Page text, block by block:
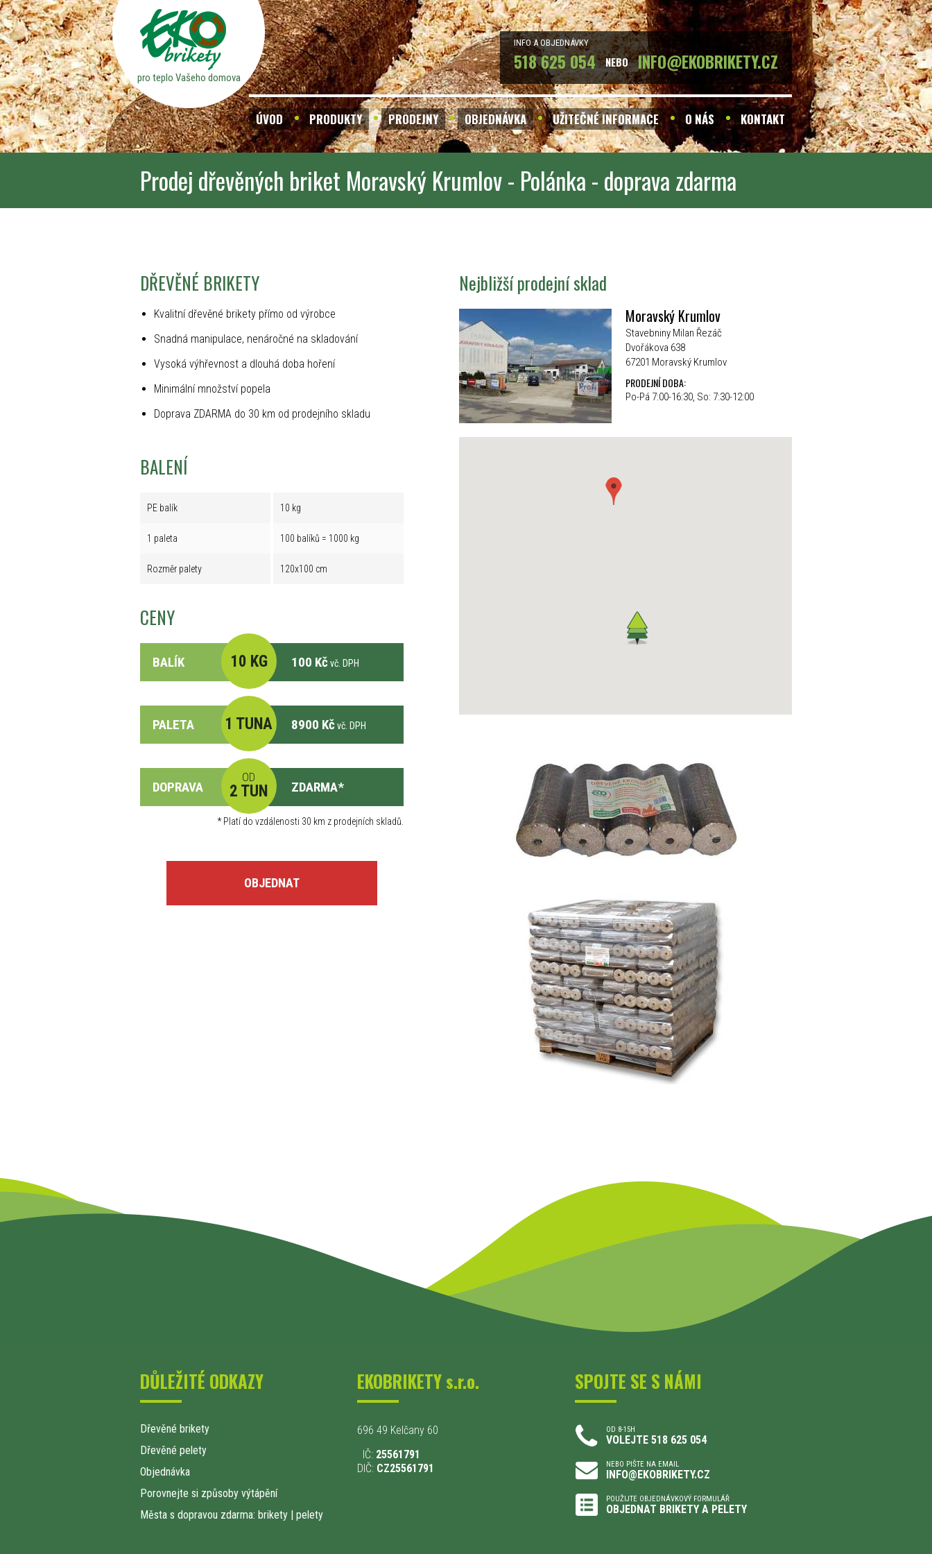
pro teplo Vašeho domova
INFO A OBJEDNÁVKY
518 625 054 NEBO INFO@EKOBRIKETY.CZ
ÚVOD PRODUKTY PRODEJNY OBJEDNÁVKA UŽITEČNÉ INFORMACE O NÁS KONTAKT
Prodej dřevěných briket Moravský Krumlov - Polánka - doprava zdarma
DŘEVĚNÉ BRIKETY
Kvalitní dřevěné brikety přímo od výrobce
Snadná manipulace, nenáročné na skladování
Vysoká výhřevnost a dlouhá doba hoření
Minimální množství popela
Doprava ZDARMA do 30 km od prodejního skladu
BALENÍ
PE balík 10 kg
1 paleta 100 balíků = 1000 kg
Rozměr palety 120x100 cm
CENY
BALÍK 10 KG 100 Kč vč. DPH
PALETA 1 TUNA 8900 Kč vč. DPH
DOPRAVA
OD
2 TUN ZDARMA*
*Platí do vzdálenosti 30 km z prodejních skladů.
OBJEDNAT
Nejbližší prodejní sklad
Moravský Krumlov
Stavebniny Milan Řezáč
Dvořákova 638
67201 Moravský Krumlov
PRODEJNÍ DOBA:
Po-Pá 7:00-16:30, So: 7:30-12:00
DŮLEŽITÉ ODKAZY
Dřevěné brikety
Dřevěné pelety
Objednávka
Porovnejte si způsoby výtápění
Města s dopravou zdarma: brikety | pelety
EKOBRIKETY s.r.o.
696 49 Kelčany 60
IČ: 25561791
DIČ: CZ25561791
SPOJTE SE S NÁMI
OD 8-15H
VOLEJTE 518 625 054
NEBO PIŠTE NA EMAIL
INFO@EKOBRIKETY.CZ
POUŽIJTE OBJEDNÁVKOVÝ FORMULÁŘ
OBJEDNAT BRIKETY A PELETY